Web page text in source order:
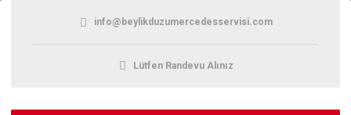
info@beylikduzumercedesservisi.com
Lütfen Randevu Alınız